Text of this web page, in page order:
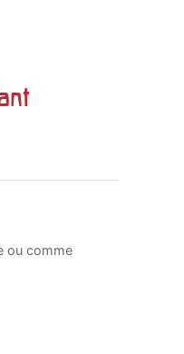
ou comme